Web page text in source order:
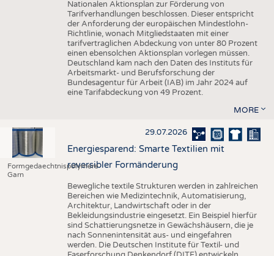
Nationalen Aktionsplan zur Förderung von
Tarifverhandlungen beschlossen. Dieser entspricht
der Anforderung der europäischen Mindestlohn-
Richtlinie, wonach Mitgliedstaaten mit einer
tarifvertraglichen Abdeckung von unter 80 Prozent
einen ebensolchen Aktionsplan vorlegen müssen.
Deutschland kam nach den Daten des Instituts für
Arbeitsmarkt- und Berufsforschung der
Bundesagentur für Arbeit (IAB) im Jahr 2024 auf
eine Tarifabdeckung von 49 Prozent.
MORE
Formgedaechtnispolymere
Garn
29.07.2026
Energiesparend: Smarte Textilien mit
reversibler Formänderung
Bewegliche textile Strukturen werden in zahlreichen
Bereichen wie Medizintechnik, Automatisierung,
Architektur, Landwirtschaft oder in der
Bekleidungsindustrie eingesetzt. Ein Beispiel hierfür
sind Schattierungsnetze in Gewächshäusern, die je
nach Sonnenintensität aus- und eingefahren
werden. Die Deutschen Institute für Textil- und